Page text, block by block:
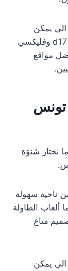
يمكن
للاعبين التونسيين اسخدامها مثل اوريدو و d17 وفليكسي
مواقع
تونس
نختار شنوّة
ناحية سهولة
ألعاب الطاولة
متاع
يمكن